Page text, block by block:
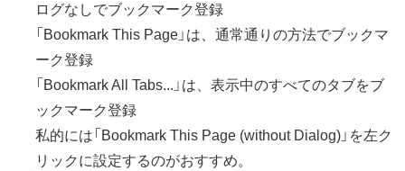
ログなしでブックマーク登録
「Bookmark This Page」は、通常通りの方法でブックマ
ーク登録
「Bookmark All Tabs...」は、表示中のすべてのタブをブ
ックマーク登録
私的には「Bookmark This Page (without Dialog)」を左ク
リックに設定するのがおすすめ。